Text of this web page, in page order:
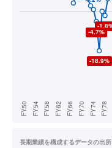
長期業績を構成するデータの出所